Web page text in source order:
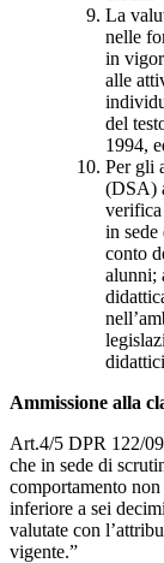
La
nelle
in
alle
del
1994,
Per gli
(DSA)
verifica
in
conto
alunni;
Ammissione alla
Art.4/5 DPR 122/09
che in sede di
comportamento
inferiore a sei
valutate con
vigente.”